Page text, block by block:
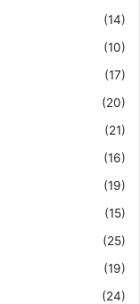
(14)
(10)
(17)
(20)
(21)
(16)
(19)
(15)
(25)
(19)
(24)